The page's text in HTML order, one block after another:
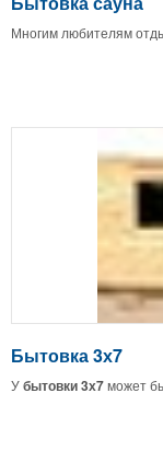
Многим любителям
Бытовка 3х7
Убытовки 3х7может